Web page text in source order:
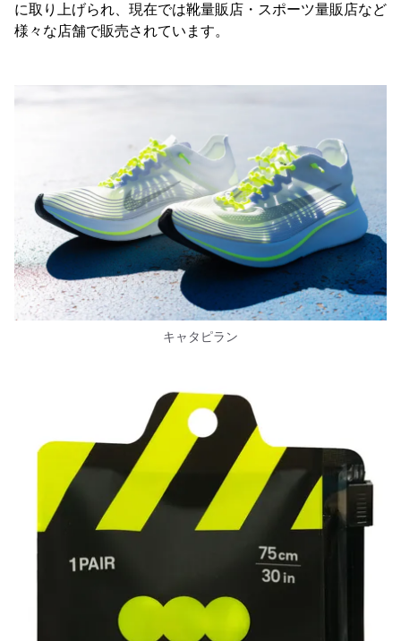
に取り上げられ、現在では靴量販店・スポーツ量販店など
様々な店舗で販売されています。
キャタピラン